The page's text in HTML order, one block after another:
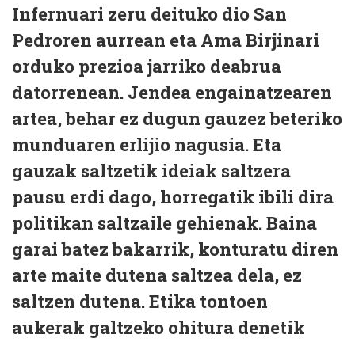
Infernuari zeru deituko dio San
Pedroren aurrean eta Ama Birjinari
orduko prezioa jarriko deabrua
datorrenean. Jendea engainatzearen
artea, behar ez dugun gauzez beteriko
munduaren erlijio nagusia. Eta
gauzak saltzetik ideiak saltzera
pausu erdi dago, horregatik ibili dira
politikan saltzaile gehienak. Baina
garai batez bakarrik, konturatu diren
arte maite dutena saltzea dela, ez
saltzen dutena. Etika tontoen
aukerak galtzeko ohitura denetik